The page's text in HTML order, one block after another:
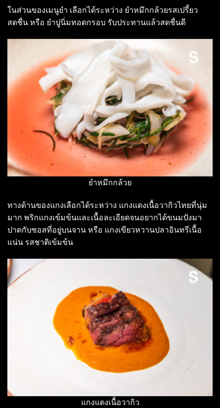
ในส่วนของเมนูยำ เลือกได้ระหว่าง ยำหมึกกล้วยรสเปรี้ยว
สดชื่น หรือ ยำปูนิ่มทอดกรอบ รับประทานแล้วสดชื่นดี
ยำหมึกกล้วย
ทางด้านของแกงเลือกได้ระหว่าง แกงแดงเนื้อวากิวไทยที่นุ่ม
มาก พริกแกงเข้มข้นและเนื้อละเอียดจนอยากได้ขนมปังมา
ปาดกับซอสที่อยู่บนจาน หรือ แกงเขียวหวานปลาอินทรีเนื้อ
แน่น รสชาติเข้มข้น
แกงแดงเนื้อวากิว